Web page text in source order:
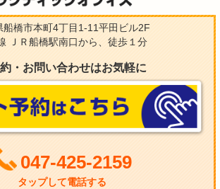
船橋市本町4丁目1-11平田ビル2F
ＪＲ船橋駅南口から、徒歩１分
・お問い合わせはお気軽に
047-425-2159
タップして電話する